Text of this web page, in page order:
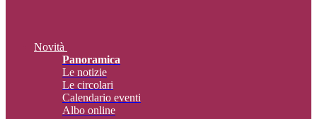
Novità
Panoramica
Le notizie
Le circolari
Calendario eventi
Albo online